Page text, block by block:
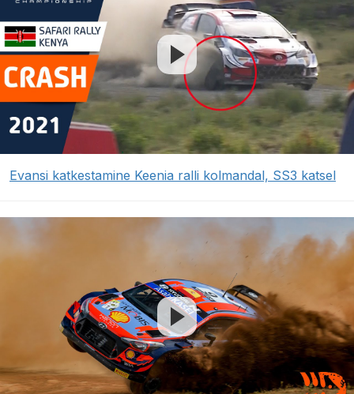
Evansi katkestamine Keenia ralli kolmandal, SS3 katsel